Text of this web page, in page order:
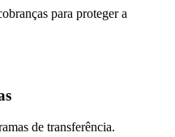
para proteger a
de transferência.